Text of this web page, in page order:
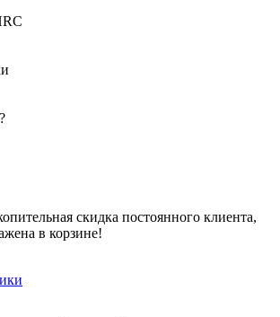
скидка постоянного клиента,
в корзине!